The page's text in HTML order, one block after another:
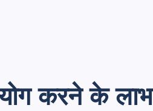
करने के लाभ